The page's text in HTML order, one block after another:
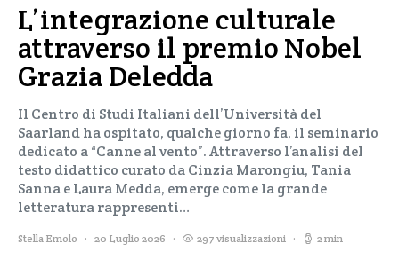
L’integrazione culturale
attraverso il premio Nobel
Grazia Deledda
Il Centro di Studi Italiani dell’Università del
Saarland ha ospitato, qualche giorno fa, il seminario
dedicato a “Canne al vento”. Attraverso l’analisi del
testo didattico curato da Cinzia Marongiu, Tania
Sanna e Laura Medda, emerge come la grande
letteratura rappresenti…
Stella Emolo 20 Luglio 2026 297 visualizzazioni 2 min